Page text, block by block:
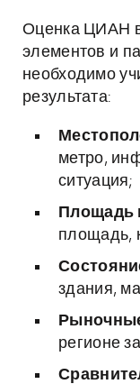
Оценка ЦИАН
элементов и
необходимо
результата:
метро,
ситуация;
Площадь
площадь,
здания,
регионе